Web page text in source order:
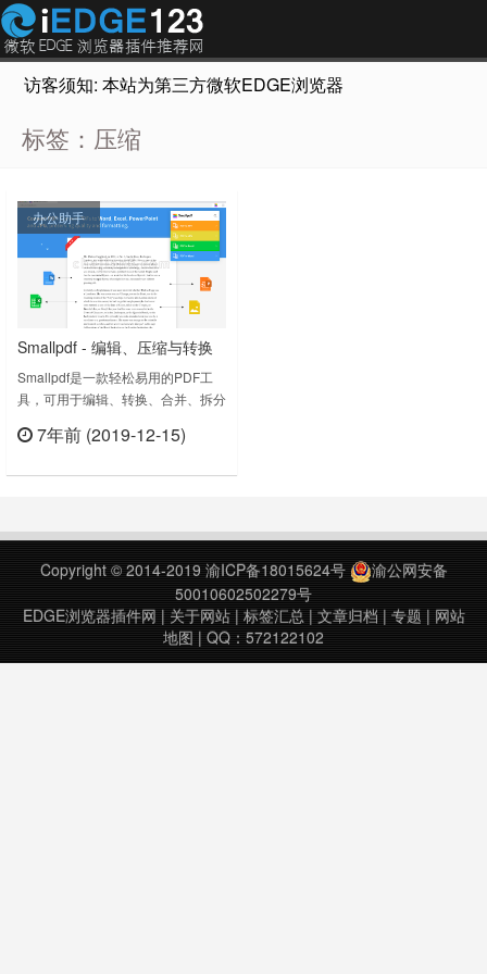
访客须知: 本站为第三方微软EDGE浏览器插件推荐网站，
标签：压缩
办公助手
Smallpdf - 编辑、压缩与转换
PDF文件
Smallpdf是一款轻松易用的PDF工
具，可用于编辑、转换、合并、拆分
PDF 和 Word, Excel, PPT，图
productivity by a……
7年前 (2019-12-15)
Copyright © 2014-2019 渝ICP备18015624号
渝公网安备
50010602502279号
EDGE浏览器插件网 | 关于网站| 标签汇总| 文章归档 | 专题 | 网站
地图 | QQ：572122102